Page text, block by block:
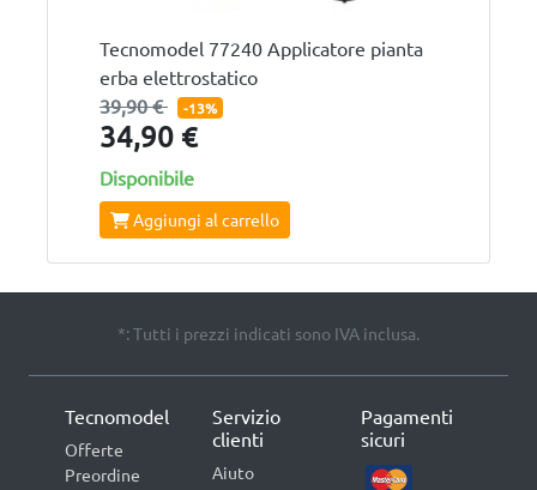
Tecnomodel 77240 Applicatore pianta
erba elettrostatico
39,90 €
-13%
34,90 €
Disponibile
Aggiungi al carrello
*: Tutti i prezzi indicati sono IVA inclusa.
Tecnomodel
Offerte
Preordine
Servizio
clienti
Aiuto
Pagamenti
sicuri